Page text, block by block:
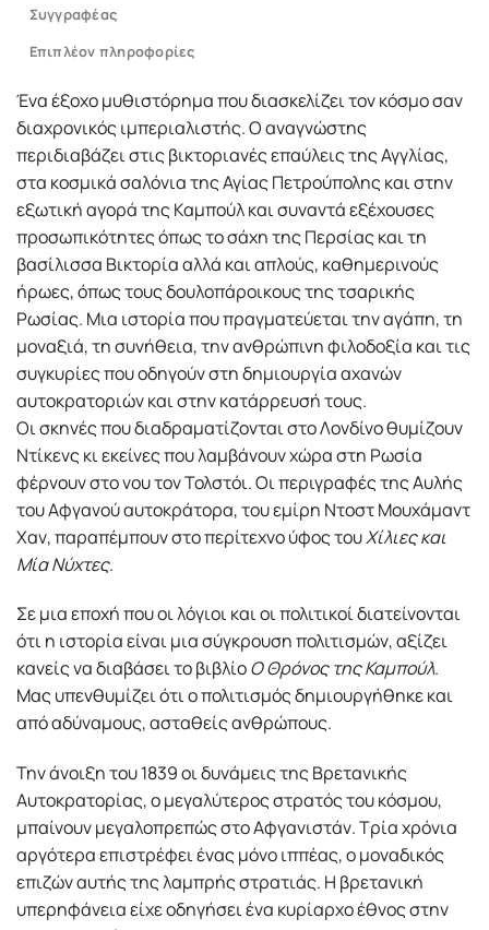
Συγγραφέας
Επιπλέον πληροφορίες
Ένα έξοχο μυθιστόρημα που διασκελίζει τον κόσμο σαν
διαχρονικός ιμπεριαλιστής. Ο αναγνώστης
περιδιαβάζει στις βικτοριανές επαύλεις της Αγγλίας,
στα κοσμικά σαλόνια της Αγίας Πετρούπολης και στην
εξωτική αγορά της Καμπούλ και συναντά εξέχουσες
προσωπικότητες όπως το σάχη της Περσίας και τη
βασίλισσα Βικτορία αλλά και απλούς, καθημερινούς
ήρωες, όπως τους δουλοπάροικους της τσαρικής
Ρωσίας. Μια ιστορία που πραγματεύεται την αγάπη, τη
μοναξιά, τη συνήθεια, την ανθρώπινη φιλοδοξία και τις
συγκυρίες που οδηγούν στη δημιουργία αχανών
αυτοκρατοριών και στην κατάρρευσή τους.
Οι σκηνές που διαδραματίζονται στο Λονδίνο θυμίζουν
Ντίκενς κι εκείνες που λαμβάνουν χώρα στη Ρωσία
φέρνουν στο νου τον Τολστόι. Οι περιγραφές της Αυλής
του Αφγανού αυτοκράτορα, του εμίρη Ντοστ Μουχάμαντ
Χαν, παραπέμπουν στο περίτεχνο ύφος τουΧίλιες και
Μία Νύχτες.
Σε μια εποχή που οι λόγιοι και οι πολιτικοί διατείνονται
ότι η ιστορία είναι μια σύγκρουση πολιτισμών, αξίζει
κανείς να διαβάσει το βιβλίοΟ Θρόνος της Καμπούλ.
Μας υπενθυμίζει ότι ο πολιτισμός δημιουργήθηκε και
από αδύναμους, ασταθείς ανθρώπους.
Την άνοιξη του 1839 οι δυνάμεις της Βρετανικής
Αυτοκρατορίας, ο μεγαλύτερος στρατός του κόσμου,
μπαίνουν μεγαλοπρεπώς στο Αφγανιστάν. Τρία χρόνια
αργότερα επιστρέφει ένας μόνο ιππέας, ο μοναδικός
επιζών αυτής της λαμπρής στρατιάς. Η βρετανική
υπερηφάνεια είχε οδηγήσει ένα κυρίαρχο έθνος στην